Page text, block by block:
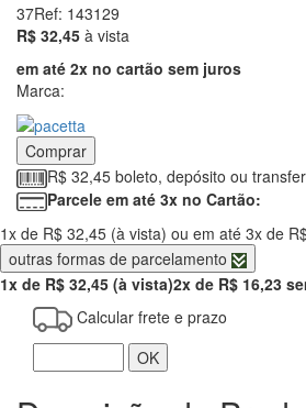
37Ref: 143129
32.45
R$ 32,45 à vista
em até 2x no cartão sem juros
Marca:
Comprar
R$ 32,45 boleto, depósito ou
Parcele em até 3x no Cartão:
1x de R$ 32,45 (à vista) ou em até 3x de
outras formas de parcelamento
1x de R$ 32,45 (à vista)2x de R$ 16,23
Calcular frete e prazo
OK